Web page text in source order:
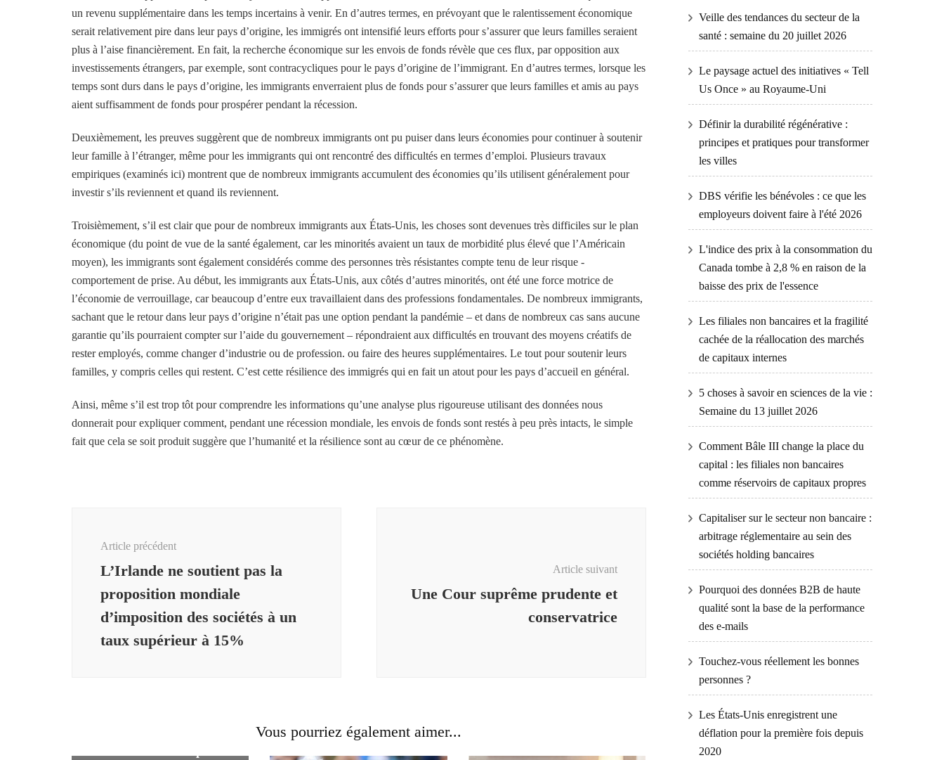
un revenu supplémentaire dans les temps incertains à venir. En d’autres termes, en prévoyant que le ralentissement économique
serait relativement pire dans leur pays d’origine, les immigrés ont intensifié leurs efforts pour s’assurer que leurs familles seraient
plus à l’aise financièrement. En fait, la recherche économique sur les envois de fonds révèle que ces flux, par opposition aux
investissements étrangers, par exemple, sont contracycliques pour le pays d’origine de l’immigrant. En d’autres termes, lorsque les
temps sont durs dans le pays d’origine, les immigrants enverraient plus de fonds pour s’assurer que leurs familles et amis au pays
aient suffisamment de fonds pour prospérer pendant la récession.
Deuxièmement, les preuves suggèrent que de nombreux immigrants ont pu puiser dans leurs économies pour continuer à soutenir
leur famille à l’étranger, même pour les immigrants qui ont rencontré des difficultés en termes d’emploi. Plusieurs travaux
empiriques (examinés ici) montrent que de nombreux immigrants accumulent des économies qu’ils utilisent généralement pour
investir s’ils reviennent et quand ils reviennent.
Troisièmement, s’il est clair que pour de nombreux immigrants aux États-Unis, les choses sont devenues très difficiles sur le plan
économique (du point de vue de la santé également, car les minorités avaient un taux de morbidité plus élevé que l’Américain
moyen), les immigrants sont également considérés comme des personnes très résistantes compte tenu de leur risque -
comportement de prise. Au début, les immigrants aux États-Unis, aux côtés d’autres minorités, ont été une force motrice de
l’économie de verrouillage, car beaucoup d’entre eux travaillaient dans des professions fondamentales. De nombreux immigrants,
sachant que le retour dans leur pays d’origine n’était pas une option pendant la pandémie – et dans de nombreux cas sans aucune
garantie qu’ils pourraient compter sur l’aide du gouvernement – répondraient aux difficultés en trouvant des moyens créatifs de
rester employés, comme changer d’industrie ou de profession. ou faire des heures supplémentaires. Le tout pour soutenir leurs
familles, y compris celles qui restent. C’est cette résilience des immigrés qui en fait un atout pour les pays d’accueil en général.
Ainsi, même s’il est trop tôt pour comprendre les informations qu’une analyse plus rigoureuse utilisant des données nous
donnerait pour expliquer comment, pendant une récession mondiale, les envois de fonds sont restés à peu près intacts, le simple
fait que cela se soit produit suggère que l’humanité et la résilience sont au cœur de ce phénomène.
Article précédent
L’Irlande ne soutient pas la
proposition mondiale
d’imposition des sociétés à un
taux supérieur à 15%
Article suivant
Une Cour suprême prudente et
conservatrice
Vous pourriez également aimer...
Veille des tendances du secteur de la
santé : semaine du 20 juillet 2026
Le paysage actuel des initiatives « Tell
Us Once » au Royaume-Uni
Définir la durabilité régénérative :
principes et pratiques pour transformer
les villes
DBS vérifie les bénévoles : ce que les
employeurs doivent faire à l'été 2026
L'indice des prix à la consommation du
Canada tombe à 2,8 % en raison de la
baisse des prix de l'essence
Les filiales non bancaires et la fragilité
cachée de la réallocation des marchés
de capitaux internes
5 choses à savoir en sciences de la vie :
Semaine du 13 juillet 2026
Comment Bâle III change la place du
capital : les filiales non bancaires
comme réservoirs de capitaux propres
Capitaliser sur le secteur non bancaire :
arbitrage réglementaire au sein des
sociétés holding bancaires
Pourquoi des données B2B de haute
qualité sont la base de la performance
des e-mails
Touchez-vous réellement les bonnes
personnes ?
Les États-Unis enregistrent une
déflation pour la première fois depuis
2020